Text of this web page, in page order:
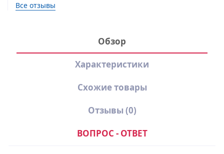
Все отзывы
Обзор
Характеристики
Схожие товары
Отзывы (0)
ВОПРОС - ОТВЕТ